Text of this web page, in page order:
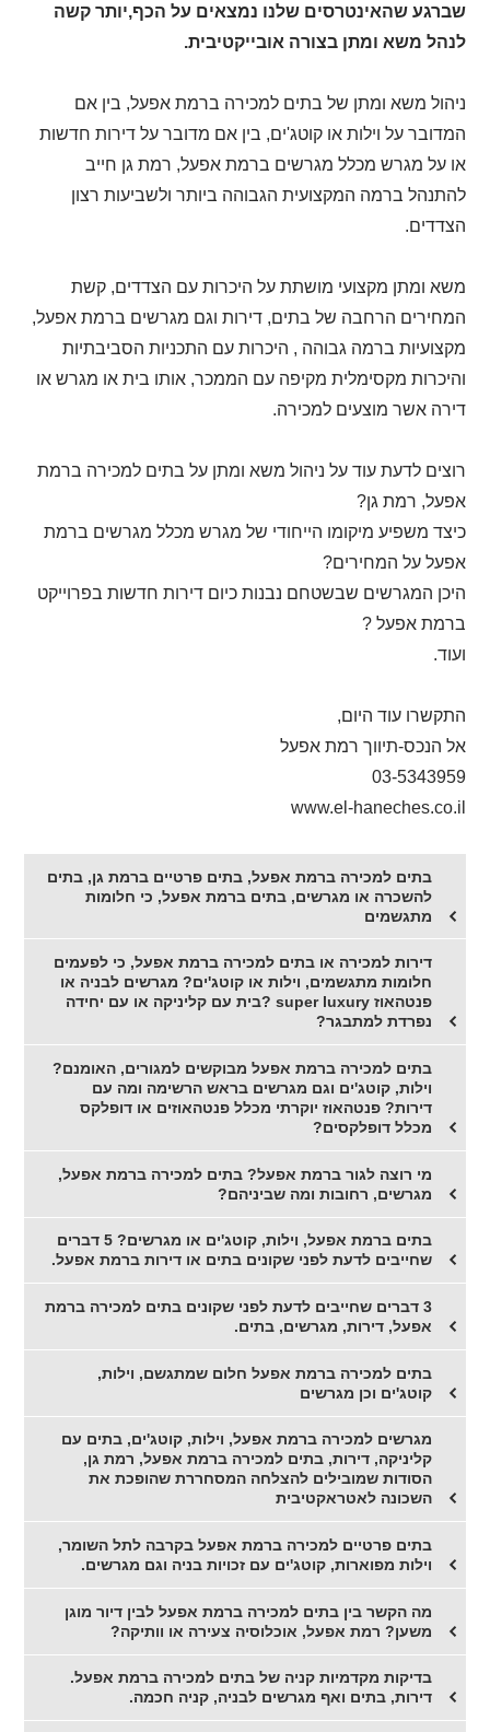
שברגע שהאינטרסים שלנו נמצאים על הכף,יותר קשה
לנהל משא ומתן בצורה אובייקטיבית.
ניהול משא ומתן של בתים למכירה ברמת אפעל, בין אם
המדובר על וילות או קוטג'ים, בין אם מדובר על דירות חדשות
או על מגרש מכלל מגרשים ברמת אפעל, רמת גן חייב
להתנהל ברמה המקצועית הגבוהה ביותר ולשביעות רצון
הצדדים.
משא ומתן מקצועי מושתת על היכרות עם הצדדים, קשת
המחירים הרחבה של בתים, דירות וגם מגרשים ברמת אפעל,
מקצועיות ברמה גבוהה , היכרות עם התכניות הסביבתיות
והיכרות מקסימלית מקיפה עם הממכר, אותו בית או מגרש או
דירה אשר מוצעים למכירה.
רוצים לדעת עוד על ניהול משא ומתן על בתים למכירה ברמת
אפעל, רמת גן?
כיצד משפיע מיקומו הייחודי של מגרש מכלל מגרשים ברמת
אפעל על המחירים?
היכן המגרשים שבשטחם נבנות כיום דירות חדשות בפרוייקט
ברמת אפעל ?
ועוד.
התקשרו עוד היום,
אל הנכס-תיווך רמת אפעל
03-5343959
www.el-haneches.co.il
בתים למכירה ברמת אפעל, בתים פרטיים ברמת גן, בתים
להשכרה או מגרשים, בתים ברמת אפעל, כי חלומות
מתגשמים
דירות למכירה או בתים למכירה ברמת אפעל, כי לפעמים
חלומות מתגשמים, וילות או קוטג'ים? מגרשים לבניה או
פנטהאוז super luxury ?בית עם קליניקה או עם יחידה
נפרדת למתבגר?
בתים למכירה ברמת אפעל מבוקשים למגורים, האומנם?
וילות, קוטג'ים וגם מגרשים בראש הרשימה ומה עם
דירות? פנטהאוז יוקרתי מכלל פנטהאוזים או דופלקס
מכלל דופלקסים?
מי רוצה לגור ברמת אפעל? בתים למכירה ברמת אפעל,
מגרשים, רחובות ומה שביניהם?
בתים ברמת אפעל, וילות, קוטג'ים או מגרשים? 5 דברים
שחייבים לדעת לפני שקונים בתים או דירות ברמת אפעל.
3 דברים שחייבים לדעת לפני שקונים בתים למכירה ברמת
אפעל, דירות, מגרשים, בתים.
בתים למכירה ברמת אפעל חלום שמתגשם, וילות,
קוטג'ים וכן מגרשים
מגרשים למכירה ברמת אפעל, וילות, קוטג'ים, בתים עם
קליניקה, דירות, בתים למכירה ברמת אפעל, רמת גן,
הסודות שמובילים להצלחה המסחררת שהופכת את
השכונה לאטראקטיבית
בתים פרטיים למכירה ברמת אפעל בקרבה לתל השומר,
וילות מפוארות, קוטג'ים עם זכויות בניה וגם מגרשים.
מה הקשר בין בתים למכירה ברמת אפעל לבין דיור מוגן
משען? רמת אפעל, אוכלוסיה צעירה או וותיקה?
בדיקות מקדמיות קניה של בתים למכירה ברמת אפעל.
דירות, בתים ואף מגרשים לבניה, קניה חכמה.